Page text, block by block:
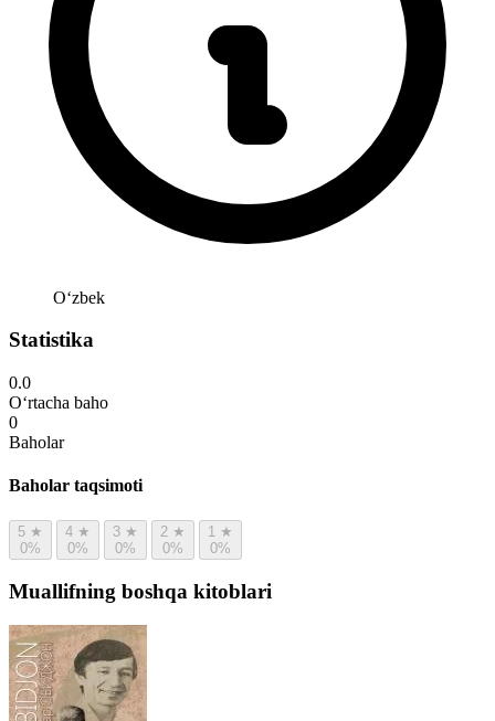
Oʻzbek
Statistika
0.0
O‘rtacha baho
0
Baholar
Baholar taqsimoti
5 ★
0%
4 ★
0%
3 ★
0%
2 ★
0%
1 ★
0%
Muallifning boshqa kitoblari